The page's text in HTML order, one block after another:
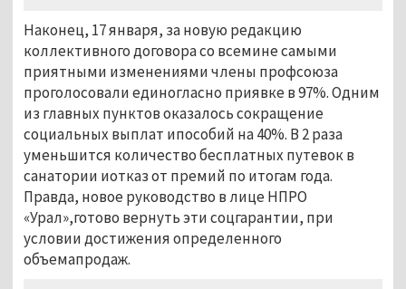
Наконец, 17 января, за новую редакцию
коллективного договора со всемине самыми
приятными изменениями члены профсоюза
проголосовали единогласно приявке в 97%. Одним
из главных пунктов оказалось сокращение
социальных выплат ипособий на 40%. В 2 раза
уменьшится количество бесплатных путевок в
санатории иотказ от премий по итогам года.
Правда, новое руководство в лице НПРО
«Урал»,готово вернуть эти соцгарантии, при
условии достижения определенного
объемапродаж.